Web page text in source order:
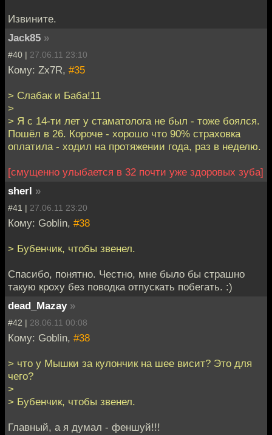
Извините.
Jack85 »
#40 | 27.06.11 23:10
Кому: Zx7R, #35
> Слабак и Баба!11
>
> Я с 14-ти лет у стаматолога не был - тоже боялся.
Пошёл в 26. Короче - хорошо что 90% страховка
оплатила - ходил на протяжении года, раз в неделю.
[смущенно улыбается в 32 почти уже здоровых зуба]
sherl »
#41 | 27.06.11 23:20
Кому: Goblin, #38
> Бубенчик, чтобы звенел.
Спасибо, понятно. Честно, мне было бы страшно
такую кроху без поводка отпускать побегать. :)
dead_Mazay »
#42 | 28.06.11 00:08
Кому: Goblin, #38
> что у Мышки за кулончик на шее висит? Это для
чего?
>
> Бубенчик, чтобы звенел.
Главный, а я думал - феншуй!!!